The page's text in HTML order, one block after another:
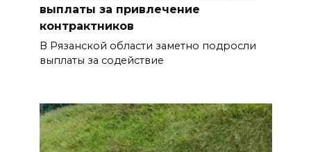
выплаты за привлечение
контрактников
В Рязанской области заметно подросли
выплаты за содействие